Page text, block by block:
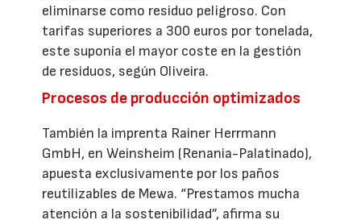
eliminarse como residuo peligroso. Con
tarifas superiores a 300 euros por tonelada,
este suponía el mayor coste en la gestión
de residuos, según Oliveira.
Procesos de producción optimizados
También la imprenta Rainer Herrmann
GmbH, en Weinsheim (Renania-Palatinado),
apuesta exclusivamente por los paños
reutilizables de Mewa. “Prestamos mucha
atención a la sostenibilidad”, afirma su